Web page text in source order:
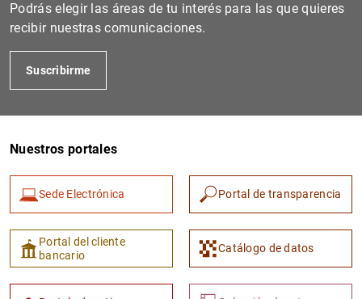
1 2
Podrás elegir las áreas de tu interés para las que quieres
recibir nuestras comunicaciones.
Suscribirme
Nuestros portales
Sede Electrónica Portal de transparencia
Portal del cliente
bancario
Catálogo de datos